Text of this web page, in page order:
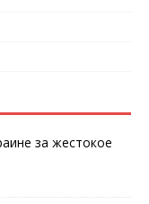
за жестокое